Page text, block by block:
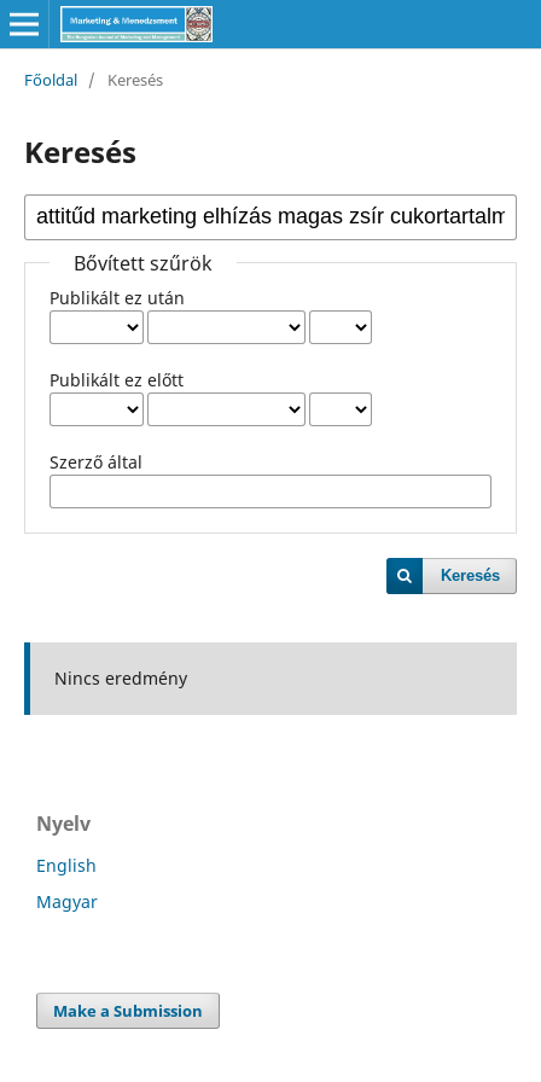
Főoldal / Keresés
Keresés
Bővített szűrök
Publikált ez után
Publikált ez előtt
Szerző által
Keresés
Nincs eredmény
Nyelv
English
Magyar
Make a Submission